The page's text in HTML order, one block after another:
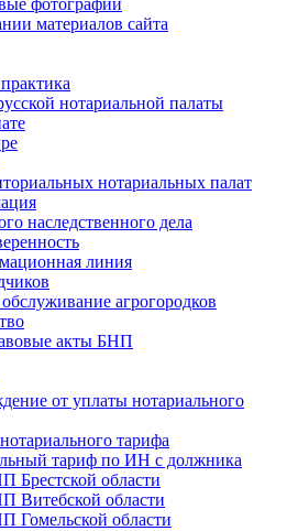
фотографии
материалов сайта
нотариальной палаты
нотариальных палат
наследственного дела
линия
агрогородков
акты БНП
от уплаты нотариального
тарифа
тариф по ИН с должника
Брестской области
Витебской области
Гомельской области